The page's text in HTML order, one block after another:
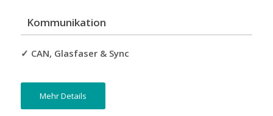
Kommunikation
✓ CAN, Glasfaser & Sync
Mehr Details